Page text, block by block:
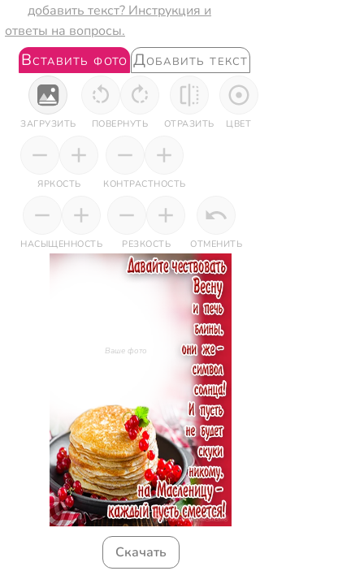
добавить текст? Инструкция и
ответы на вопросы.
Вставить фото Добавить текст
ЗАГРУЗИТЬ ПОВЕРНУТЬ ОТРАЗИТЬ ЦВЕТ
ЯРКОСТЬ КОНТРАСТНОСТЬ
НАСЫЩЕННОСТЬ РЕЗКОСТЬ ОТМЕНИТЬ
Ваше фото
Скачать